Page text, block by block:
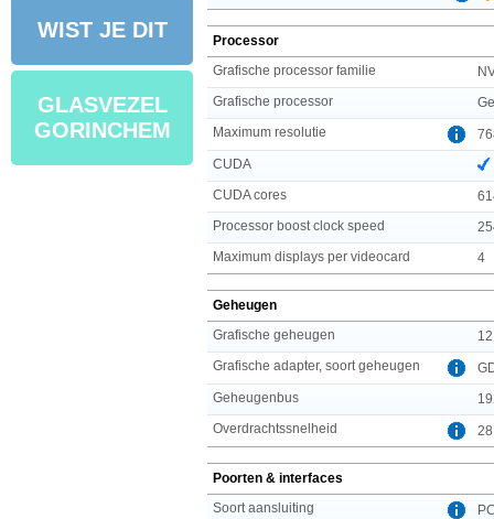
WIST JE DIT
GLASVEZEL
GORINCHEM
Processor
Grafische processor familie
Grafische processor
Maximum resolutie
CUDA
CUDA cores
Processor boost clock speed
Maximum displays per videocard
4
Geheugen
Grafische geheugen
Grafische adapter, soort geheugen
Geheugenbus
Overdrachtssnelheid
Poorten & interfaces
Soort aansluiting